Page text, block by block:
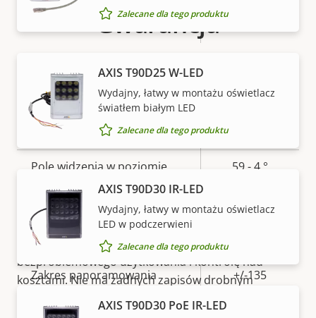
Elektroniczna stabilizacja
Obiektyw
Opis
nieruchomości
Wartość
nieruchomości
Długość ogniskowej
Pole widzenia w poziomie 59 - 4 °
Pole widzenia w pionie
Obrót, pochylenie i zbliżenie
Opis
Wartość
Zakres panoramowania +/-135
Zakres pochylania
Zalecane dla tego produktu
AXIS T90D25 W-LED
Wydajny, łatwy w montażu oświetlacz
światłem białym LED
Zalecane dla tego produktu
AXIS T90D30 IR-LED
Wydajny, łatwy w montażu oświetlacz
LED w podczerwieni
Zalecane dla tego produktu
AXIS T90D30 PoE IR-LED
Gwarancja
5-letnia gwarancja
zapewniająca spokój
Nasza nowa 5-letnia gwarancja zapewnia lata
bezproblemowego użytkowania i kontrolę nad
kosztami. Nie ma żadnych zapisów drobnym
drukiem: oferujemy dokładnie to, co obiecujemy.